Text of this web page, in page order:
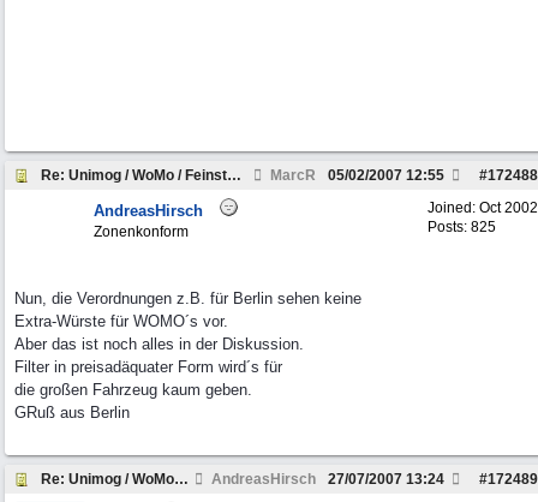
Re: Unimog / WoMo / Feinstaub?! MarcR #172488
05/02/2007 12:55
Joined: Oct 2002
Posts: 825
AndreasHirsch
Zonenkonform
Nun, die Verordnungen z.B. für Berlin sehen keine
Extra-Würste für WOMO´s vor.
Aber das ist noch alles in der Diskussion.
Filter in preisadäquater Form wird´s für
die großen Fahrzeug kaum geben.
GRuß aus Berlin
Re: Unimog / WoMo / Feinstaub?! AndreasHirsch #172489
27/07/2007 13:24